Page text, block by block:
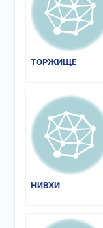
ТОРЖИЩЕ
НИВХИ